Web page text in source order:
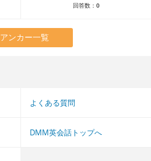
回答数： 0
アンカー一覧
よくある質問
DMM英会話トップへ